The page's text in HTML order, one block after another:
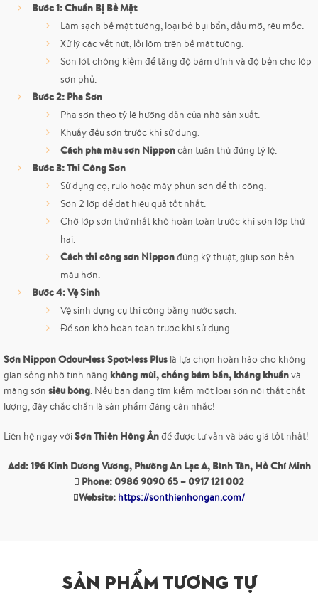
Bước 1: Chuẩn Bị Bề Mặt
Làm sạch bề mặt tường, loại bỏ bụi bẩn, dầu mỡ, rêu mốc.
Xử lý các vết nứt, lồi lõm trên bề mặt tường.
Sơn lót chống kiềm để tăng độ bám dính và độ bền cho lớp
sơn phủ.
Bước 2: Pha Sơn
Pha sơn theo tỷ lệ hướng dẫn của nhà sản xuất.
Khuấy đều sơn trước khi sử dụng.
Cách pha màu sơn Nipponcần tuân thủ đúng tỷ lệ.
Bước 3: Thi Công Sơn
Sử dụng cọ, rulo hoặc máy phun sơn để thi công.
Sơn 2 lớp để đạt hiệu quả tốt nhất.
Chờ lớp sơn thứ nhất khô hoàn toàn trước khi sơn lớp thứ
hai.
Cách thi công sơn Nipponđúng kỹ thuật, giúp sơn bền
màu hơn.
Bước 4: Vệ Sinh
Vệ sinh dụng cụ thi công bằng nước sạch.
Để sơn khô hoàn toàn trước khi sử dụng.
Sơn Nippon Odour-less Spot-less Plus là lựa chọn hoàn hảo cho không
gian sống nhờ tính năng không mùi, chống bám bẩn, kháng khuẩnvà
màng sơn siêu bóng. Nếu bạn đang tìm kiếm một loại sơn nội thất chất
lượng, đây chắc chắn là sản phẩm đáng cân nhắc!
Liên hệ ngay vớiSơn Thiên Hông Ânđể được tư vấn và báo giá tốt nhất!
Add: 196 Kinh Dương Vương, Phường An Lạc A, Bình Tân, Hồ Chí Minh
Phone: 0986 9090 65 – 0917 121 002
Website: https://sonthienhongan.com/
SẢN PHẨM TƯƠNG TỰ